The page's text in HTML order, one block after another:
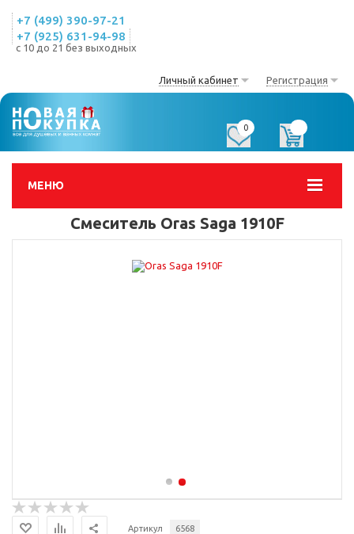
+7 (499) 390-97-21
+7 (925) 631-94-98
с 10 до 21 без выходных
Личный кабинет Регистрация
МЕНЮ
0
Смеситель Oras Saga 1910F
Артикул 6568